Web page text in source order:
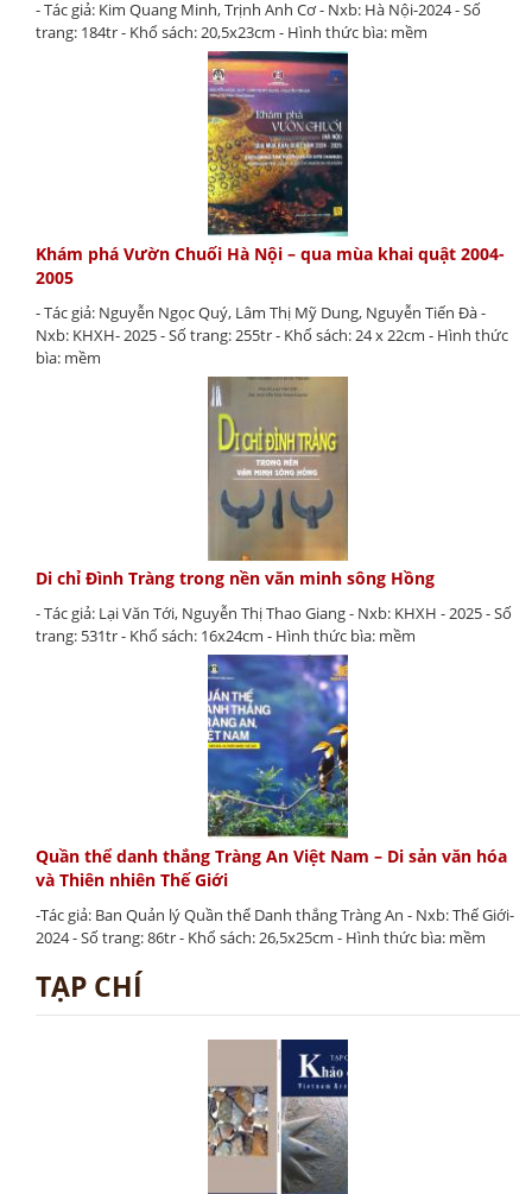
- Tác giả: Kim Quang Minh, Trịnh Anh Cơ - Nxb: Hà Nội-2024 - Số
trang: 184tr - Khổ sách: 20,5x23cm - Hình thức bìa: mềm
Khám phá Vườn Chuối Hà Nội – qua mùa khai quật 2004-
2005
- Tác giả: Nguyễn Ngọc Quý, Lâm Thị Mỹ Dung, Nguyễn Tiến Đà -
Nxb: KHXH- 2025 - Số trang: 255tr - Khổ sách: 24 x 22cm - Hình thức
bìa: mềm
Di chỉ Đình Tràng trong nền văn minh sông Hồng
- Tác giả: Lại Văn Tới, Nguyễn Thị Thao Giang - Nxb: KHXH - 2025 - Số
trang: 531tr - Khổ sách: 16x24cm - Hình thức bìa: mềm
Quần thể danh thắng Tràng An Việt Nam – Di sản văn hóa
và Thiên nhiên Thế Giới
-Tác giả: Ban Quản lý Quần thể Danh thắng Tràng An - Nxb: Thế Giới-
2024 - Số trang: 86tr - Khổ sách: 26,5x25cm - Hình thức bìa: mềm
TẠP CHÍ